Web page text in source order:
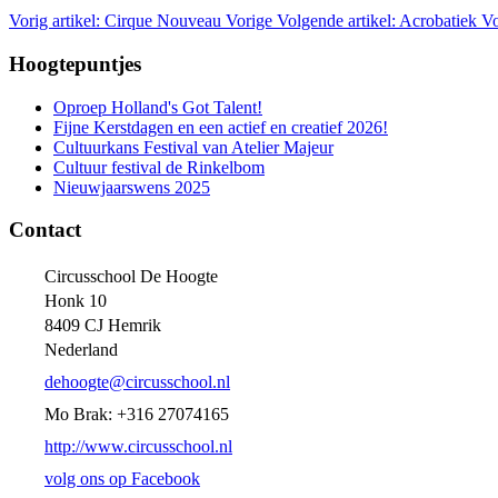
Vorig artikel: Cirque Nouveau Vorige Volgende artikel: Acrobatiek
Hoogtepuntjes
Oproep Holland's Got Talent!
Fijne Kerstdagen en een actief en creatief 2026!
Cultuurkans Festival van Atelier Majeur
Cultuur festival de Rinkelbom
Nieuwjaarswens 2025
Contact
Circusschool De Hoogte
Honk 10
8409 CJ Hemrik
Nederland
dehoogte@circusschool.nl
Mo Brak: +316 27074165
http://www.circusschool.nl
volg ons op Facebook